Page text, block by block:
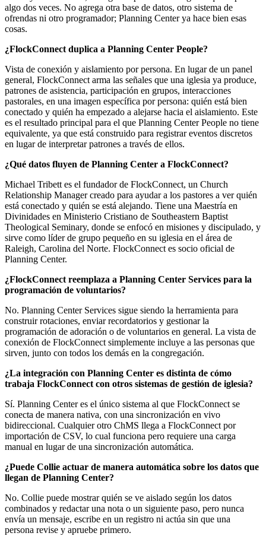
algo dos veces. No agrega otra base de datos, otro sistema de
ofrendas ni otro programador; Planning Center ya hace bien esas
cosas.
¿FlockConnect duplica a Planning Center People?
Vista de conexión y aislamiento por persona. En lugar de un panel
general, FlockConnect arma las señales que una iglesia ya produce,
patrones de asistencia, participación en grupos, interacciones
pastorales, en una imagen específica por persona: quién está bien
conectado y quién ha empezado a alejarse hacia el aislamiento. Este
es el resultado principal para el que Planning Center People no tiene
equivalente, ya que está construido para registrar eventos discretos
en lugar de interpretar patrones a través de ellos.
¿Qué datos fluyen de Planning Center a FlockConnect?
Michael Tribett es el fundador de FlockConnect, un Church
Relationship Manager creado para ayudar a los pastores a ver quién
está conectado y quién se está alejando. Tiene una Maestría en
Divinidades en Ministerio Cristiano de Southeastern Baptist
Theological Seminary, donde se enfocó en misiones y discipulado, y
sirve como líder de grupo pequeño en su iglesia en el área de
Raleigh, Carolina del Norte. FlockConnect es socio oficial de
Planning Center.
¿FlockConnect reemplaza a Planning Center Services para la
programación de voluntarios?
No. Planning Center Services sigue siendo la herramienta para
construir rotaciones, enviar recordatorios y gestionar la
programación de adoración o de voluntarios en general. La vista de
conexión de FlockConnect simplemente incluye a las personas que
sirven, junto con todos los demás en la congregación.
¿La integración con Planning Center es distinta de cómo
trabaja FlockConnect con otros sistemas de gestión de iglesia?
Sí. Planning Center es el único sistema al que FlockConnect se
conecta de manera nativa, con una sincronización en vivo
bidireccional. Cualquier otro ChMS llega a FlockConnect por
importación de CSV, lo cual funciona pero requiere una carga
manual en lugar de una sincronización automática.
¿Puede Collie actuar de manera automática sobre los datos que
llegan de Planning Center?
No. Collie puede mostrar quién se ve aislado según los datos
combinados y redactar una nota o un siguiente paso, pero nunca
envía un mensaje, escribe en un registro ni actúa sin que una
persona revise y apruebe primero.